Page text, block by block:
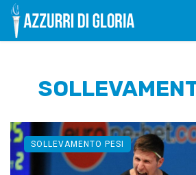
SOLLEVAMENTO PESI